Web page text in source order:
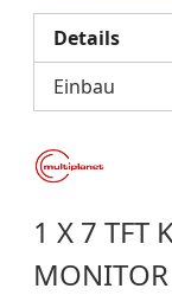
Details
Einbau
1 X 7 TFT